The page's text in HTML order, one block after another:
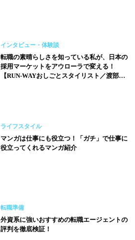
インタビュー・体験談
転職の素晴らしさを知っている私が、日本の
採用マーケットをアウローラで変える！
【RUN-WAYおしごとスタイリスト／渡部麻
ライフスタイル
マンガは仕事にも役立つ！「ガチ」で仕事に
役立ってくれるマンガ紹介
転職準備
外資系に強いおすすめの転職エージェントの
評判を徹底検証！